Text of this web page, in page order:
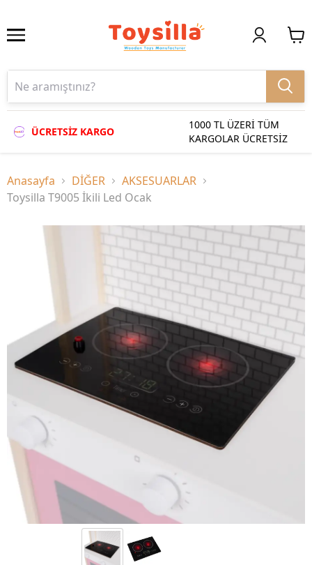
ÜCRETSİZ KARGO
1000 TL ÜZERİ TÜM
KARGOLAR ÜCRETSİZ
Anasayfa DİĞER
AKSESUARLAR
Toysilla T9005 İkili Led Ocak